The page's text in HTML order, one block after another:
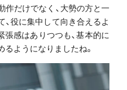
だけでなく、大勢の方と一
役に集中して向き合えるよ
感はありつつも、基本的に
ようになりましたね。